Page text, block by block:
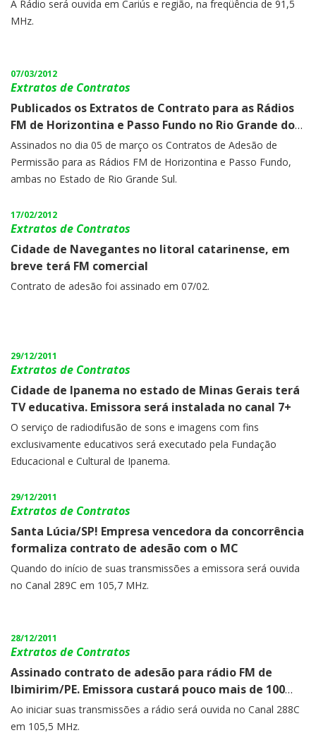
A Rádio será ouvida em Cariús e região, na freqüência de 91,5
MHz.
07/03/2012
Extratos de Contratos
Publicados os Extratos de Contrato para as Rádios
FM de Horizontina e Passo Fundo no Rio Grande do
Sul.
Assinados no dia 05 de março os Contratos de Adesão de
Permissão para as Rádios FM de Horizontina e Passo Fundo,
ambas no Estado de Rio Grande Sul.
17/02/2012
Extratos de Contratos
Cidade de Navegantes no litoral catarinense, em
breve terá FM comercial
Contrato de adesão foi assinado em 07/02.
29/12/2011
Extratos de Contratos
Cidade de Ipanema no estado de Minas Gerais terá
TV educativa. Emissora será instalada no canal 7+
O serviço de radiodifusão de sons e imagens com fins
exclusivamente educativos será executado pela Fundação
Educacional e Cultural de Ipanema.
29/12/2011
Extratos de Contratos
Santa Lúcia/SP! Empresa vencedora da concorrência
formaliza contrato de adesão com o MC
Quando do início de suas transmissões a emissora será ouvida
no Canal 289C em 105,7 MHz.
28/12/2011
Extratos de Contratos
Assinado contrato de adesão para rádio FM de
Ibimirim/PE. Emissora custará pouco mais de 100
mil reais
Ao iniciar suas transmissões a rádio será ouvida no Canal 288C
em 105,5 MHz.